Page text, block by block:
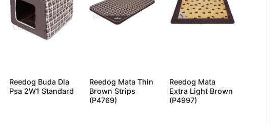
Reedog Buda Dla
Psa 2W1 Standard
Reedog Mata Thin
Brown Strips
(P4769)
Reedog Mata
Extra Light Brown
(P4997)